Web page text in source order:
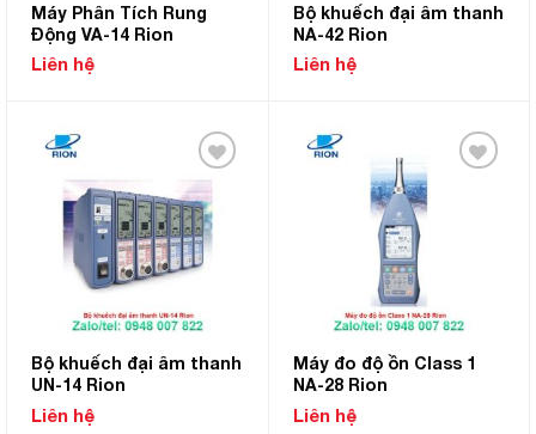
Máy Phân Tích Rung
Động VA-14 Rion
Liên hệ
Bộ khuếch đại âm thanh
NA-42 Rion
Liên hệ
Wishlist
Bộ khuếch đại âm thanh
UN-14 Rion
Liên hệ
Máy đo độ ồn Class 1
NA-28 Rion
Liên hệ